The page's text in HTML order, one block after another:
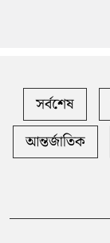
সর্বশেষ
আন্তর্জাতিক